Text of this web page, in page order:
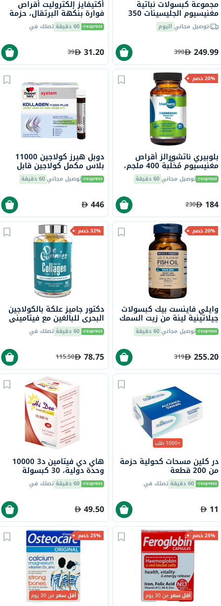
مجموعة كبسولات نباتية
مغنيسيوم الجليسينات 350
كبسولة
توصيل مجاني اليوم
249.99
390
أكتيفايز إلكتروليت أقراص
فوارة بنكهة البرتقال، حزمة
من 20 60 دقيقة تصلك في
31.20
39
20% خصم
بلوبيري ناتشورالز أقراص
مغنيسيوم مُخلَّبة 400 ملجم،
90 قطعة B0258 توصيل مجاني60 دقيقة
184
230
دوبل هيرز كولاجين 11000
بلاس مكمل كولاجين قابل
للشرب لصحة المفاصل، قوارير
جرعة واحدة حزمة من 30 توصيل مجاني60 دقيقة
446
20% خصم
وايلي فاينست بيك كبسولات
جيلاتينية لينة من زيت السمك
أوميغا 3 بتركيز 1000 ملجم
من حمض إيكوسابنتينويك
توصيل مجاني60 دقيقة
255.20
319
32% خصم
دكتور جاميز علكة بالكولاجين
البحري للبالغين مع فيتاميني
ج وهـ، حزمة من 60
60 دقيقة تصلك في
78.75
115.50
+1000 طلب
در كلين مسحات كحولية حزمة
من 200 قطعة
60 دقيقة تصلك في
11
هاي دي فيتامين د3 10000
وحدة دولية، 30 كبسولة
هلامية لينة
60 دقيقة تصلك في
49.50
25% خصم
أقل سعرمن 30 يوم
25% خصم
أقل سعرمن 30 يوم